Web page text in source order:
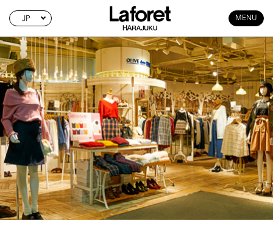
JP MENU